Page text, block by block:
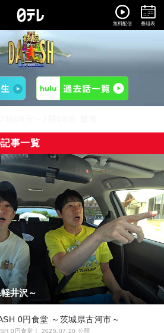
無料配信 番組表
事一覧
井沢～
0円食堂 ～茨城県古河市～
0円食堂｜ 2025.07.20 公開